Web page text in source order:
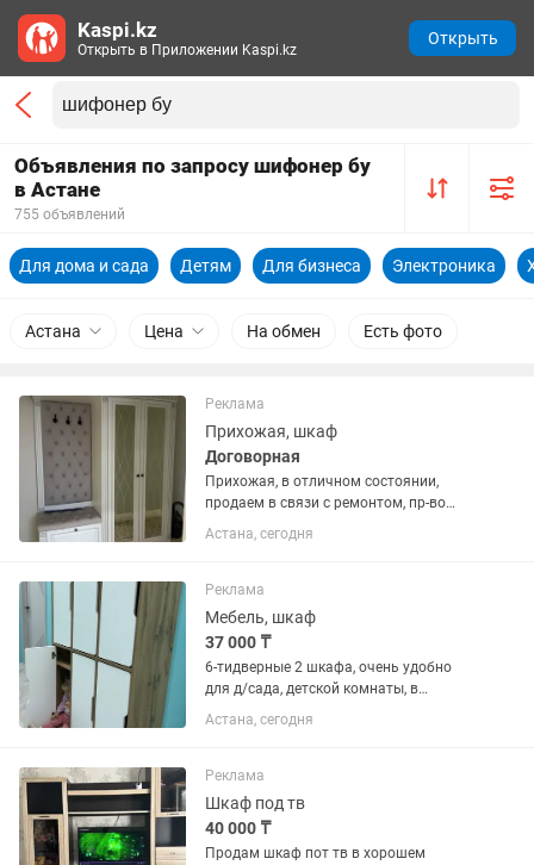
Объявления по запросу шифонер бу
в Астане
755 объявлений
Для дома и сада Детям Для бизнеса Электроника
Астана Цена На обмен Есть фото
Реклама
Прихожая, шкаф
Договорная
Прихожая, в отличном состоянии,
продаем в связи с ремонтом, пр-во
Россия, есть и другая мебель, люстры,
шторы…
Астана, сегодня
Реклама
Мебель, шкаф
37 000 ₸
6-тидверные 2 шкафа, очень удобно
для д/сада, детской комнаты, в
игровую и тд, внутри имеются полки и
Астана, сегодня
Реклама
Шкаф под тв
40 000 ₸
Продам шкаф пот тв в хорошем
Kaspi.kz
Открыть в Приложении Kaspi.kz
Открыть